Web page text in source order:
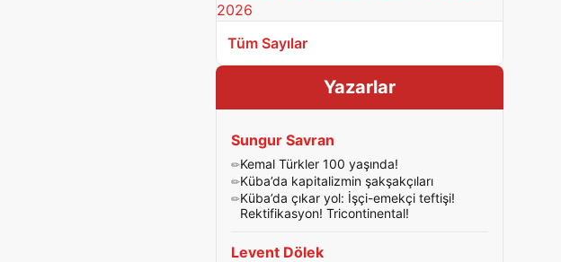
Tüm Sayılar
Yazarlar
Sungur Savran
Kemal Türkler 100 yaşında!
Küba’da kapitalizmin şakşakçıları
Küba’da çıkar yol: İşçi-emekçi teftişi!
Rektifikasyon! Tricontinental!
Levent Dölek